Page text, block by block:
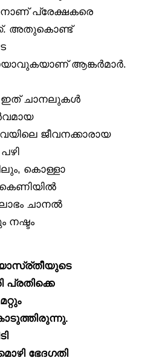
പ്രേക്ഷകരെ
അതുകൊണ്ട്
ആങ്കർമാർ.
ഇത് ചാനലുകൾ
ജീവനക്കാരായ
കൊള്ളാ
ലാഭം ചാനൽ
നഷ്ടം
പ്രതിക്കെ
ഭേദഗതി